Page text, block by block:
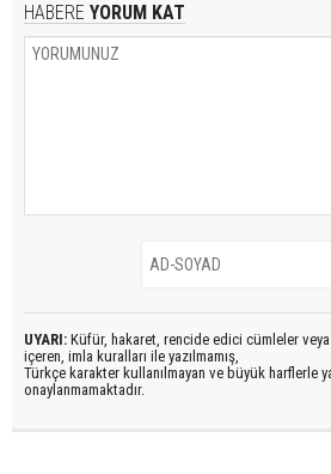
HABERE YORUM KAT
UYARI: Küfür, hakaret, rencide edici cümleler veya
içeren, imla kuralları ile yazılmamış,
Türkçe karakter kullanılmayan ve büyük harflerle
onaylanmamaktadır.